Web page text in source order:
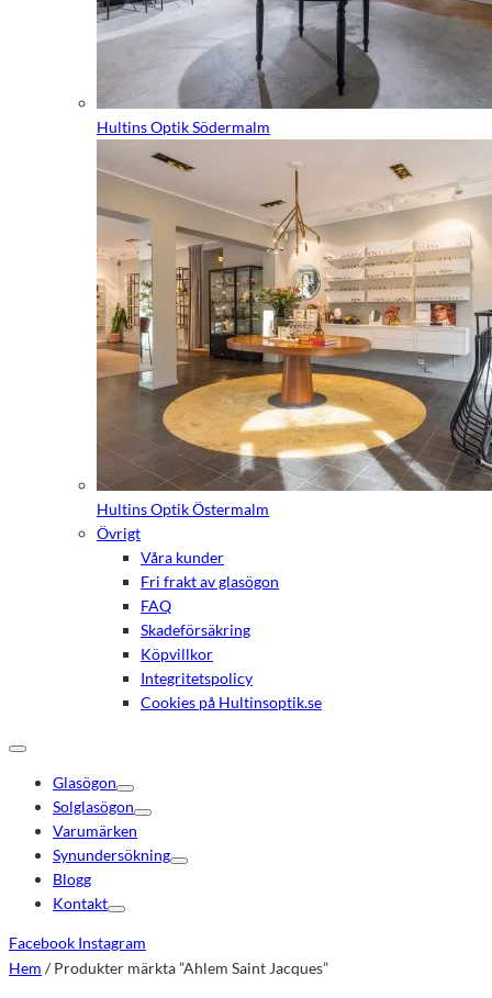
Hultins Optik Södermalm
Hultins Optik Östermalm
Övrigt
Våra kunder
Fri frakt av glasögon
FAQ
Skadeförsäkring
Köpvillkor
Integritetspolicy
Cookies på Hultinsoptik.se
Glasögon
Solglasögon
Varumärken
Synundersökning
Blogg
Kontakt
Facebook Instagram
Hem / Produkter märkta ”Ahlem Saint Jacques”